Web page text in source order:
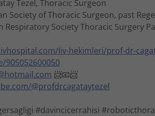
Tezel, Thoracic Surgeon
Society of Thoracic Surgeon, past
Respiratory Society Thoracic Surgery
liv-hekimleri/prof-dr-
905052600050
📨📧📨
@profdrcagataytezel
#davincicerrahisi